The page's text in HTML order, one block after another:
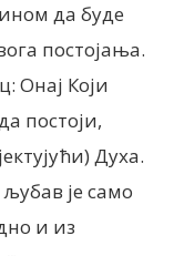
да буде
постојања.
Онај Који
постоји,
Духа.
је само
и из